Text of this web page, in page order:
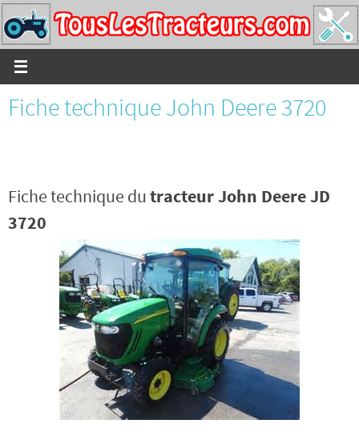
Passer
vers
le
contenu
Fiche technique John Deere 3720
Fiche technique dutracteur John Deere JD
3720